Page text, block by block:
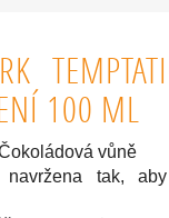
100 ML
vůně
tak,